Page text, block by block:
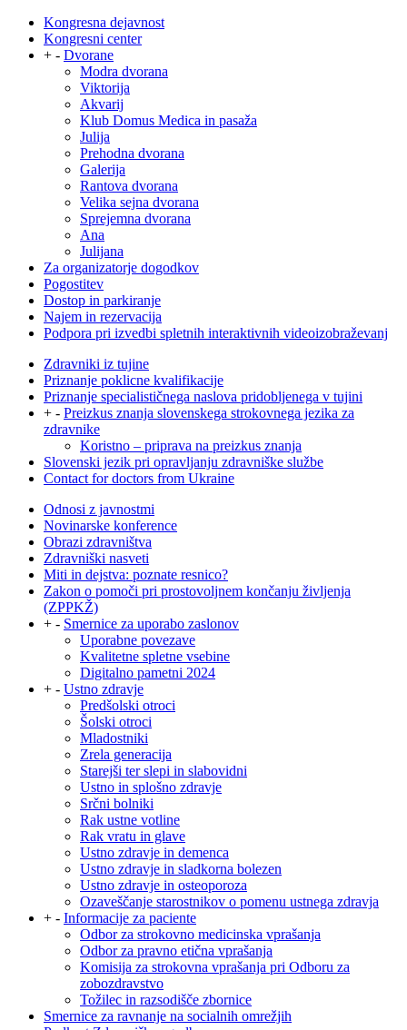
Kongresna dejavnost
Kongresni center
+ - Dvorane
Modra dvorana
Viktorija
Akvarij
Klub Domus Medica in pasaža
Julija
Prehodna dvorana
Galerija
Rantova dvorana
Velika sejna dvorana
Sprejemna dvorana
Ana
Julijana
Za organizatorje dogodkov
Pogostitev
Dostop in parkiranje
Najem in rezervacija
Podpora pri izvedbi spletnih interaktivnih videoizobraževanj
Zdravniki iz tujine
Priznanje poklicne kvalifikacije
Priznanje specialističnega naslova pridobljenega v tujini
+ - Preizkus znanja slovenskega strokovnega jezika za
zdravnike
Koristno – priprava na preizkus znanja
Slovenski jezik pri opravljanju zdravniške službe
Contact for doctors from Ukraine
Odnosi z javnostmi
Novinarske konference
Obrazi zdravništva
Zdravniški nasveti
Miti in dejstva: poznate resnico?
Zakon o pomoči pri prostovoljnem končanju življenja
(ZPPKŽ)
+ - Smernice za uporabo zaslonov
Uporabne povezave
Kvalitetne spletne vsebine
Digitalno pametni 2024
+ - Ustno zdravje
Predšolski otroci
Šolski otroci
Mladostniki
Zrela generacija
Starejši ter slepi in slabovidni
Ustno in splošno zdravje
Srčni bolniki
Rak ustne votline
Rak vratu in glave
Ustno zdravje in demenca
Ustno zdravje in sladkorna bolezen
Ustno zdravje in osteoporoza
Ozaveščanje starostnikov o pomenu ustnega zdravja
+ - Informacije za paciente
Odbor za strokovno medicinska vprašanja
Odbor za pravno etična vprašanja
Komisija za strokovna vprašanja pri Odboru za
zobozdravstvo
Tožilec in razsodišče zbornice
Smernice za ravnanje na socialnih omrežjih